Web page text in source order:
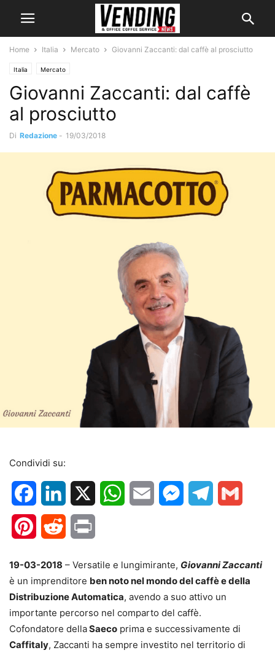
Home Italia Mercato Giovanni Zaccanti: dal caffè al prosciutto
Italia Mercato
Giovanni Zaccanti: dal caffè
al prosciutto
Di Redazione - 19/03/2018
Condividi su:
FacebookLinkedIn WhatsApp
Email MessengerTelegram
PinterestReddit
19-03-2018 – Versatile e lungimirante, Giovanni Zaccanti
è un imprenditore ben noto nel mondo del caffè e della
Distribuzione Automatica, avendo a suo attivo un
importante percorso nel comparto del caffè.
Cofondatore dellaSaeco prima e successivamente di
Caffitaly, Zaccanti ha sempre investito nel territorio di